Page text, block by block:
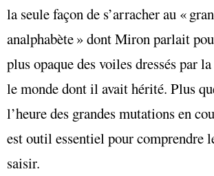
la seule façon de s’arracher au «
analphabète » dont Miron parlait
plus opaque des voiles dressés par
le monde dont il avait hérité. Plus
l’heure des grandes mutations en
est outil essentiel pour comprendre
saisir.